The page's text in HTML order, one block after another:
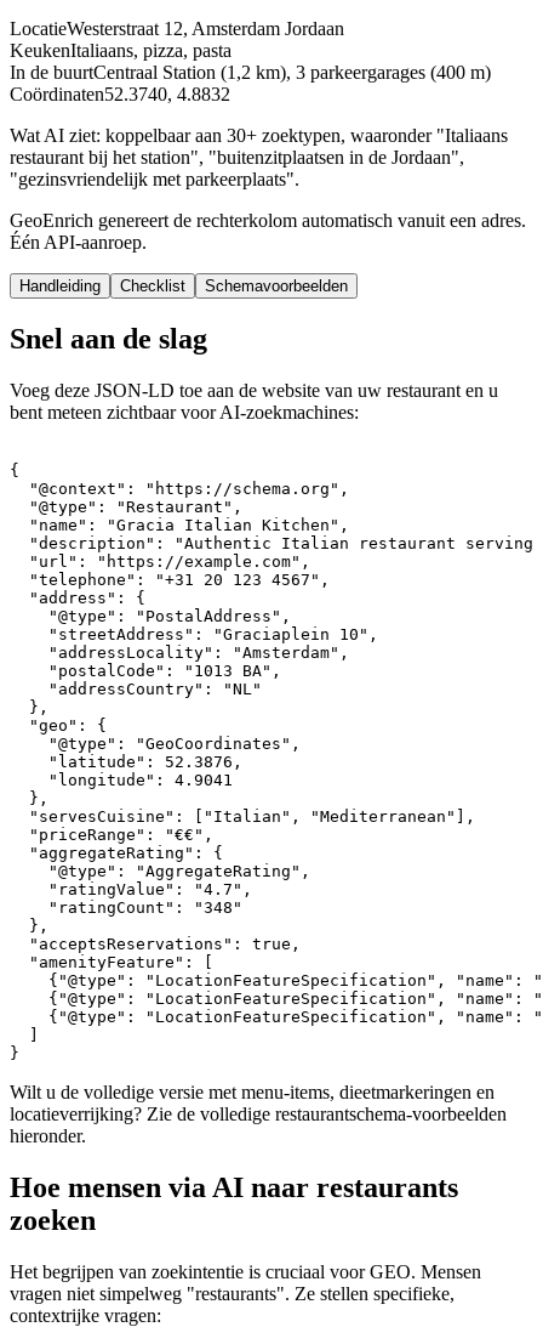
LocatieWesterstraat 12, Amsterdam Jordaan
KeukenItaliaans, pizza, pasta
In de buurtCentraal Station (1,2 km), 3 parkeergarages (400 m)
Coördinaten52.3740, 4.8832
Wat AI ziet: koppelbaar aan 30+ zoektypen, waaronder "Italiaans
restaurant bij het station", "buitenzitplaatsen in de Jordaan",
"gezinsvriendelijk met parkeerplaats".
GeoEnrich genereert de rechterkolom automatisch vanuit een adres.
Één API-aanroep.
Handleiding Checklist Schemavoorbeelden
Snel aan de slag
Voeg deze JSON-LD toe aan de website van uw restaurant en u
bent meteen zichtbaar voor AI-zoekmachines:
{
  "@context": "https://schema.org",
  "@type": "Restaurant",
  "name": "Gracia Italian Kitchen",
"description": "Authentic Italian restaurant
  "url": "https://example.com",
  "telephone": "+31 20 123 4567",
  "address": {
    "@type": "PostalAddress",
    "streetAddress": "Graciaplein 10",
    "addressLocality": "Amsterdam",
    "postalCode": "1013 BA",
    "addressCountry": "NL"
  },
  "geo": {
    "@type": "GeoCoordinates",
    "latitude": 52.3876,
    "longitude": 4.9041
  },
  "servesCuisine": ["Italian", "Mediterranean"],
  "priceRange": "€€",
  "aggregateRating": {
    "@type": "AggregateRating",
    "ratingValue": "4.7",
    "ratingCount": "348"
  },
  "acceptsReservations": true,
  "amenityFeature": [
{"@type": "LocationFeatureSpecification", "name":
{"@type": "LocationFeatureSpecification", "name":
{"@type": "LocationFeatureSpecification", "name":
Wilt u de volledige versie met menu-items, dieetmarkeringen en
locatieverrijking? Zie de volledige restaurantschema-voorbeelden
hieronder.
Hoe mensen via AI naar restaurants
zoeken
Het begrijpen van zoekintentie is cruciaal voor GEO. Mensen
vragen niet simpelweg "restaurants". Ze stellen specifieke,
contextrijke vragen: